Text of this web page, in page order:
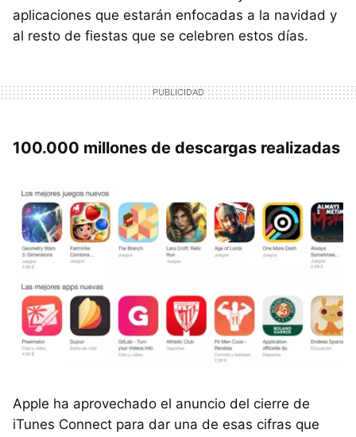
aplicaciones que estarán enfocadas a la navidad y
al resto de fiestas que se celebren estos días.
100.000 millones de descargas realizadas
Apple ha aprovechado el anuncio del cierre de
iTunes Connect para dar una de esas cifras que